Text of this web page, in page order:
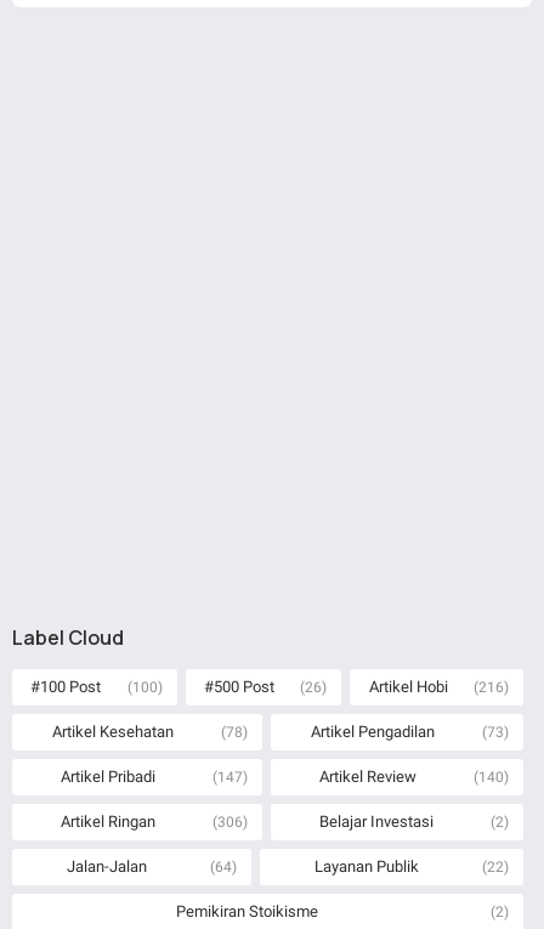
Label Cloud
#100 Post (100) #500 Post (26) Artikel Hobi (216)
Artikel Kesehatan (78) Artikel Pengadilan (73)
Artikel Pribadi (147) Artikel Review (140)
Artikel Ringan (306) Belajar Investasi (2)
Jalan-Jalan (64) Layanan Publik (22)
Pemikiran Stoikisme (2)